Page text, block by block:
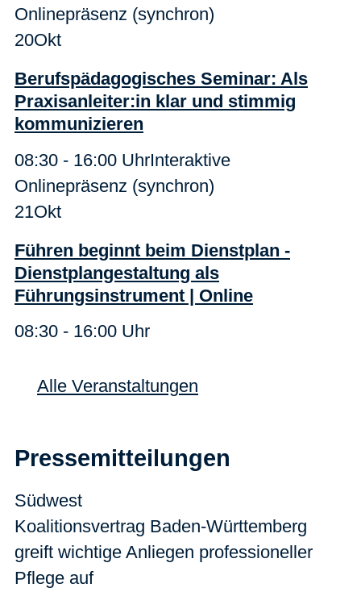
Onlinepräsenz (synchron)
20Okt
Berufspädagogisches Seminar: Als
Praxisanleiter:in klar und stimmig
kommunizieren
08:30 - 16:00 UhrInteraktive
Onlinepräsenz (synchron)
21Okt
Führen beginnt beim Dienstplan -
Dienstplangestaltung als
Führungsinstrument | Online
08:30 - 16:00 Uhr
Alle Veranstaltungen
Pressemitteilungen
Südwest
Koalitionsvertrag Baden-Württemberg
greift wichtige Anliegen professioneller
Pflege auf